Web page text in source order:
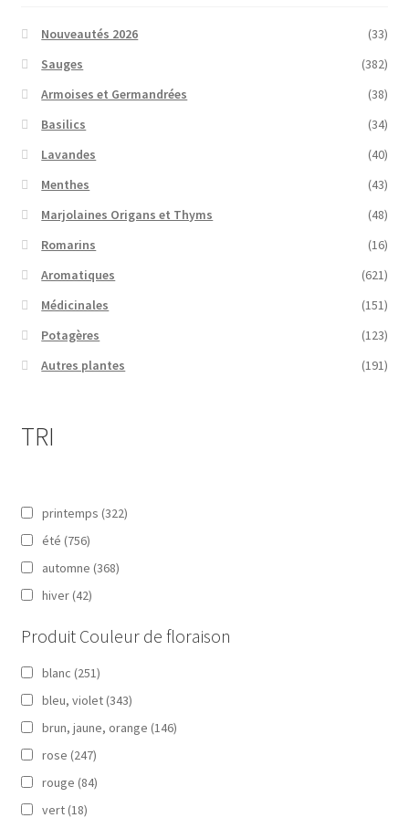
Nouveautés 2026
(33)
Sauges
(382)
Armoises et Germandrées
(38)
Basilics
(34)
Lavandes
(40)
Menthes
(43)
Marjolaines Origans et Thyms
(48)
Romarins
(16)
Aromatiques
(621)
Médicinales
(151)
Potagères
(123)
Autres plantes
(191)
TRI
printemps (322)
été (756)
automne (368)
hiver (42)
Produit Couleur de floraison
blanc (251)
bleu, violet (343)
brun, jaune, orange (146)
rose (247)
rouge (84)
vert (18)